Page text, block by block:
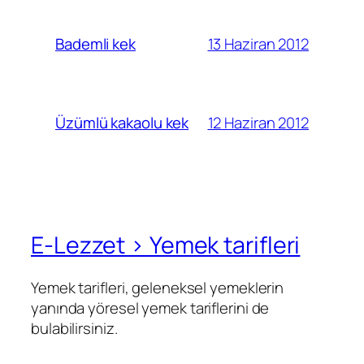
Bademli kek 13 Haziran 2012
Üzümlü kakaolu kek 12 Haziran 2012
E-Lezzet › Yemek tarifleri
Yemek tarifleri, geleneksel yemeklerin
yanında yöresel yemek tariflerini de
bulabilirsiniz.